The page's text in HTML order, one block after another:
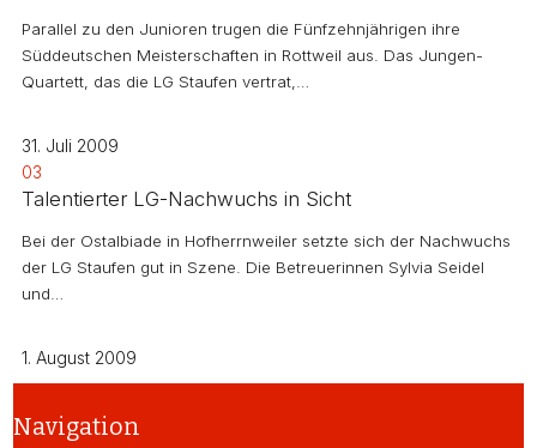
Parallel zu den Junioren trugen die Fünfzehnjährigen ihre
Süddeutschen Meisterschaften in Rottweil aus. Das Jungen-
Quartett, das die LG Staufen vertrat,…
31. Juli 2009
03
Talentierter LG-Nachwuchs in Sicht
Bei der Ostalbiade in Hofherrnweiler setzte sich der Nachwuchs
der LG Staufen gut in Szene. Die Betreuerinnen Sylvia Seidel
und…
1. August 2009
Navigation